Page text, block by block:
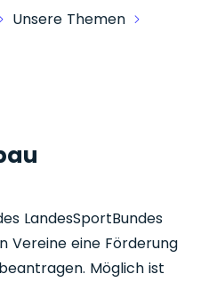
Unsere Themen
LandesSportBundes
Vereine eine Förderung
Möglich ist